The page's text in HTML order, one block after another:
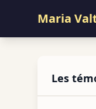
Maria
Les